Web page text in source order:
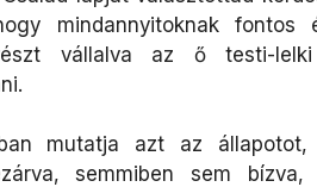
mindannyitoknak fontos
vállalva az ő testi-lelki
mutatja azt az
semmiben sem